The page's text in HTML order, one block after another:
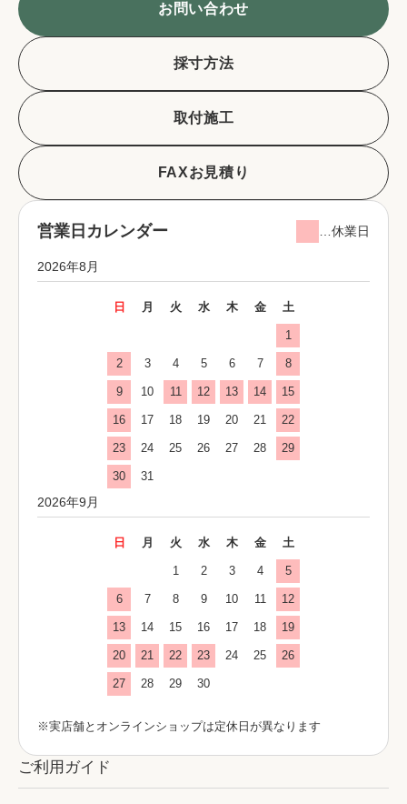
お問い合わせ
採寸方法
取付施工
FAXお見積り
営業日カレンダー …休業日
2026年8月
日 月 火 水 木 金 土
1
2 3 4 5 6 7 8
9 10 11 12 13 14 15
16 17 18 19 20 21 22
23 24 25 26 27 28 29
30 31
2026年9月
日 月 火 水 木 金 土
1 2 3 4 5
6 7 8 9 10 11 12
13 14 15 16 17 18 19
20 21 22 23 24 25 26
27 28 29 30
※実店舗とオンラインショップは定休日が異なります
ご利用ガイド